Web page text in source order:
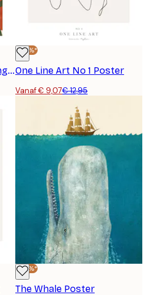
Abstracte Zonsondergang Poster
-30%*
One Line Art No 1 Poster
Vanaf € 9,07€ 12,95
-30%*
The Whale Poster